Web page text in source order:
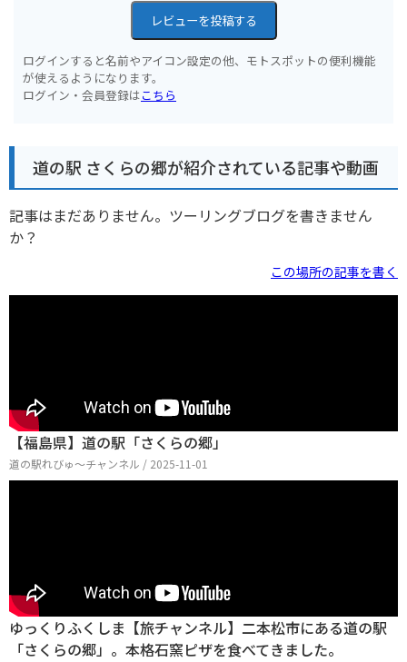
レビューを投稿する
ログインすると名前やアイコン設定の他、モトスポットの便利機能
が使えるようになります。
ログイン・会員登録はこちら
道の駅 さくらの郷が紹介されている記事や動画
記事はまだありません。ツーリングブログを書きません
か？
この場所の記事を書く
【福島県】道の駅「さくらの郷」
道の駅れびゅ〜チャンネル / 2025-11-01
ゆっくりふくしま【旅チャンネル】二本松市にある道の駅
「さくらの郷」。本格石窯ピザを食べてきました。